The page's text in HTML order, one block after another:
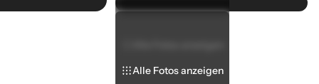
Alle Fotos anzeigen